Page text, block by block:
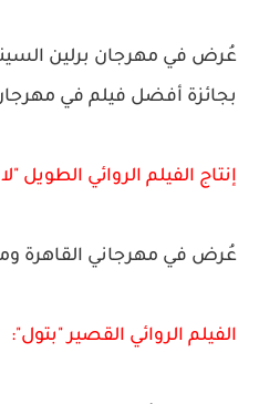
بجائزة أفضل فيلم في مهرجان
إنتاج الفيلم الروائي الطويل
عُرض في مهرجاني القاهرة
الفيلم الروائي القصير "بتول":